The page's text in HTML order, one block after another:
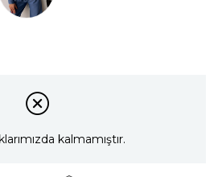
kalmamıştır.